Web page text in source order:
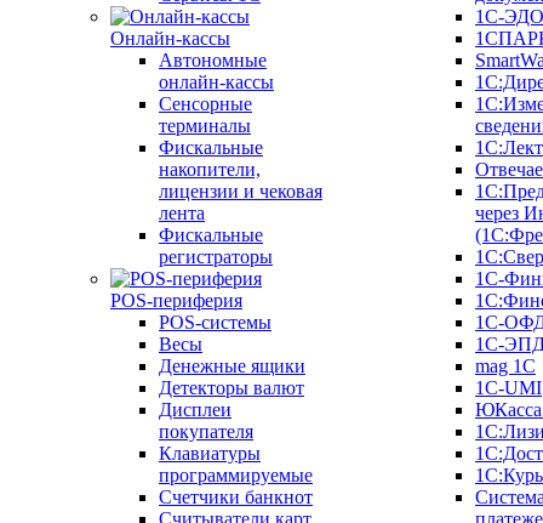
Онлайн-кассы
Автономные
онлайн-кассы
Сенсорные
терминалы
Фискальные
накопители,
лицензии и чековая
лента
Фискальные
регистраторы
POS-периферия
POS-системы
Весы
Денежные ящики
Детекторы валют
Дисплеи
покупателя
Клавиатуры
программируемые
Счетчики банкнот
Считыватели карт
1С-ЭДО
через
1С-
1С-
1С-
mag 1C
1C-UMI